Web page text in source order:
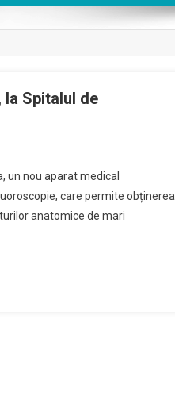
Spitalul de
un nou aparat medical
care permite obținerea
anatomice de mari